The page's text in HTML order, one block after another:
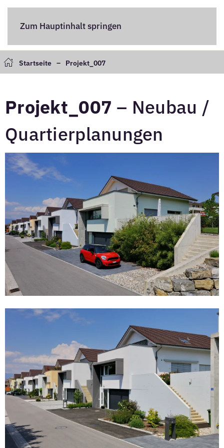
Zum Hauptinhalt springen
Startseite Projekt_007
Projekt_007 – Neubau /
Quartierplanungen